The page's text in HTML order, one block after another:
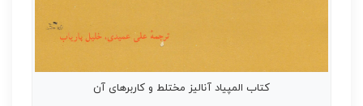
کتاب المپیاد آنالیز مختلط و کاربرهای آن